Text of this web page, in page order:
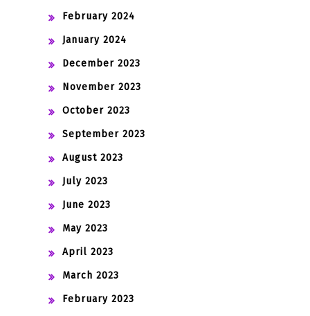
February 2024
January 2024
December 2023
November 2023
October 2023
September 2023
August 2023
July 2023
June 2023
May 2023
April 2023
March 2023
February 2023